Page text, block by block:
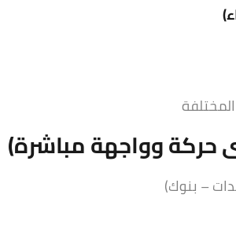
حركة وواجهة مباشرة)
– بنوك)